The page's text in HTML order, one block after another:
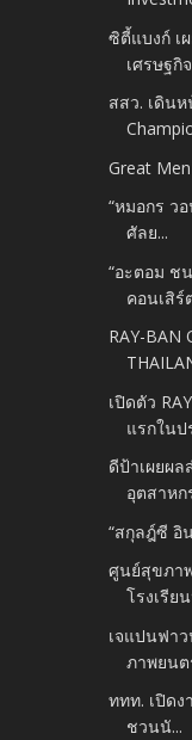
ซิตี้แบงก์ เ
เศรษฐกิ
สสว. เดินห
Great
“หมอกร ว
ศัลย...
“อะตอม
คอนเสิร์
RAY-BAN
เปิดตัว
แรกในป
ดีป้าเผยผ
อุตสาหก
“สกุลฎ์ซี อิ
ศูนย์สุขภา
โรงเรีย
เจแปนฟา
ภาพยนต
ททท. เปิดง
ชวนนั...